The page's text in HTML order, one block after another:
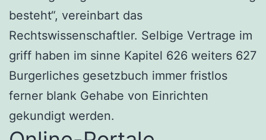
besteht“, vereinbart das
Rechtswissenschaftler. Selbige Vertrage im
griff haben im sinne Kapitel 626 weiters 627
Burgerliches gesetzbuch immer fristlos
ferner blank Gehabe von Einrichten
gekundigt werden.